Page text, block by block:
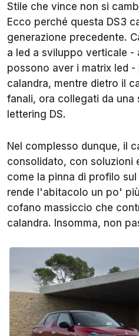
Stile che vince non si
Ecco perché questa DS3
generazione precedente.
a led a sviluppo verticale -
possono aver i matrix led
calandra, mentre dietro il
fanali, ora collegati da una
lettering DS.
Nel complesso dunque, il
consolidato, con soluzioni
come la pinna di profilo
rende l'abitacolo un po'
cofano massiccio che
calandra. Insomma, non